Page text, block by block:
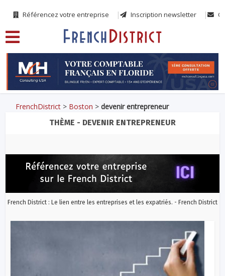
Référencez votre entreprise Inscription newsletter
FrenchDistrict > Boston >devenir entrepreneur
THÈME - DEVENIR ENTREPRENEUR
French District : Le lien entre les entreprises et les expatriés. - French District